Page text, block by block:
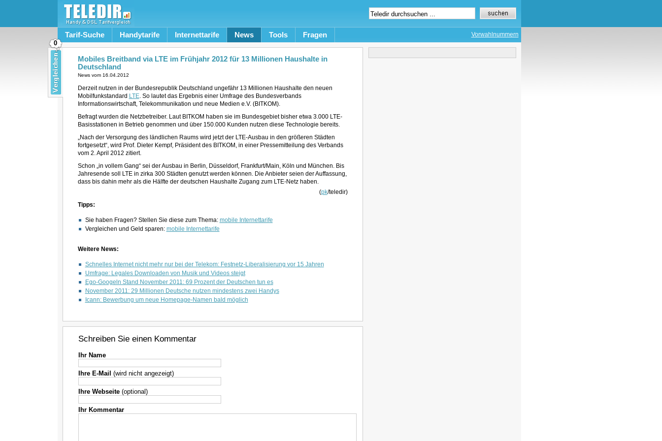
Tarif-Suche Handytarife Internettarife News Tools Fragen Vorwahlnummern
Mobiles Breitband via LTE im Frühjahr 2012 für 13 Millionen Haushalte in
Deutschland
News vom 16.04.2012
Derzeit nutzen in der Bundesrepublik Deutschland ungefähr 13 Millionen Haushalte den neuen
Mobilfunkstandard LTE. So lautet das Ergebnis einer Umfrage des Bundesverbands
Informationswirtschaft, Telekommunikation und neue Medien e.V. (BITKOM).
Befragt wurden die Netzbetreiber. Laut BITKOM haben sie im Bundesgebiet bisher etwa 3.000 LTE-
Basisstationen in Betrieb genommen und über 150.000 Kunden nutzen diese Technologie bereits.
„Nach der Versorgung des ländlichen Raums wird jetzt der LTE-Ausbau in den größeren Städten
fortgesetzt“, wird Prof. Dieter Kempf, Präsident des BITKOM, in einer Pressemitteilung des Verbands
vom 2. April 2012 zitiert.
Schon „in vollem Gang“ sei der Ausbau in Berlin, Düsseldorf, Frankfurt/Main, Köln und München. Bis
Jahresende soll LTE in zirka 300 Städten genutzt werden können. Die Anbieter seien der Auffassung,
dass bis dahin mehr als die Hälfte der deutschen Haushalte Zugang zum LTE-Netz haben.
(pk/teledir)
Tipps:
Sie haben Fragen? Stellen Sie diese zum Thema: mobile Internettarife
Vergleichen und Geld sparen: mobile Internettarife
Weitere News:
Schnelles Internet nicht mehr nur bei der Telekom: Festnetz-Liberalisierung vor 15 Jahren
Umfrage: Legales Downloaden von Musik und Videos steigt
Ego-Googeln Stand November 2011: 69 Prozent der Deutschen tun es
November 2011: 29 Millionen Deutsche nutzen mindestens zwei Handys
Icann: Bewerbung um neue Homepage-Namen bald möglich
Schreiben Sie einen Kommentar
Ihr Name
Ihre E-Mail (wird nicht angezeigt)
Ihre Webseite(optional)
Ihr Kommentar
0